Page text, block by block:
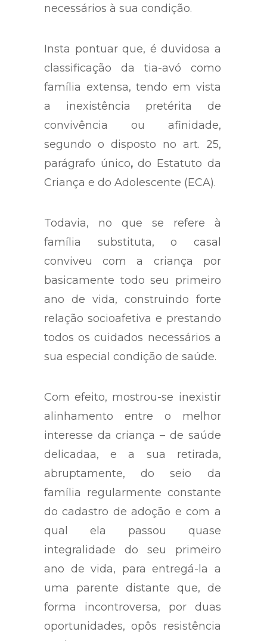
ausência dos cuidados
Insta pontuar que, é duvidosa a
classificação da tia-avó como
família extensa, tendo em vista
a inexistência pretérita de
convivência ou afinidade,
segundo o disposto no art. 25,
parágrafo único,do Estatuto da
Todavia, no que se refere à
família substituta, o casal
conviveu com a criança por
basicamente todo seu primeiro
ano de vida, construindo forte
relação socioafetiva e prestando
todos os cuidados necessários a
Com efeito, mostrou-se inexistir
alinhamento entre o melhor
interesse da criança – de saúde
delicadaa, e a sua retirada,
abruptamente, do seio da
família regularmente constante
do cadastro de adoção e com a
qual ela passou quase
integralidade do seu primeiro
ano de vida, para entregá-la a
uma parente distante que, de
forma incontroversa, por duas